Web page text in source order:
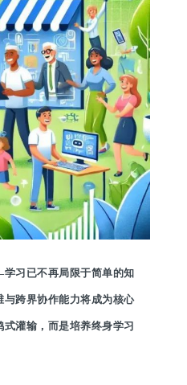
习已不再局限于简单的知
跨界协作能力将成为核心
灌输，而是培养终身学习